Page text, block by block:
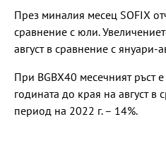
През миналия месец SOFIX
сравнение с юли.
август в сравнение с януари-
При BGBX40 месечният ръст
годината до края на август в
период на 2022 г. – 14%.